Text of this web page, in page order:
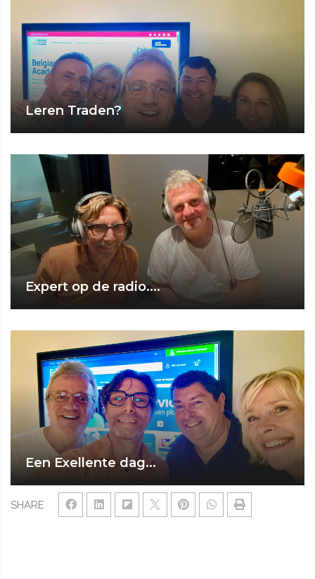
SHARE
Leren Traden?
Expert op de radio....
Een Exellente dag...